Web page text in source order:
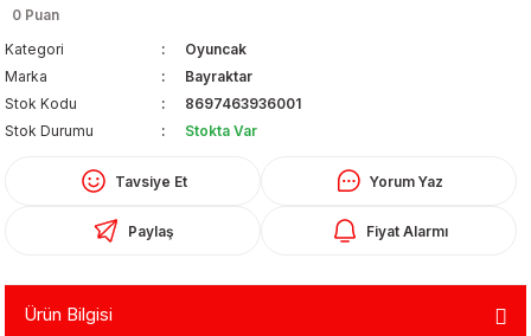
0 Puan
Kategori
Oyuncak
Marka
Bayraktar
Stok Kodu
8697463936001
Stok Durumu
Stokta Var
Tavsiye Et Yorum Yaz
Paylaş Fiyat Alarmı
Ürün Bilgisi